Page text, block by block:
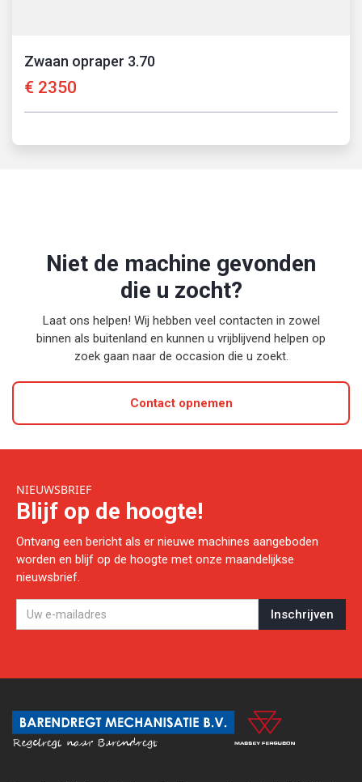
Zwaan opraper 3.70
€ 2350
Niet de machine gevonden
die u zocht?
Laat ons helpen! Wij hebben veel contacten in zowel
binnen als buitenland en kunnen u vrijblijvend helpen op
zoek gaan naar de occasion die u zoekt.
Contact opnemen
NIEUWSBRIEF
Blijf op de hoogte!
Ontvang een bericht als er nieuwe machines aangeboden
worden en blijf op de hoogte met onze maandelijkse
nieuwsbrief.